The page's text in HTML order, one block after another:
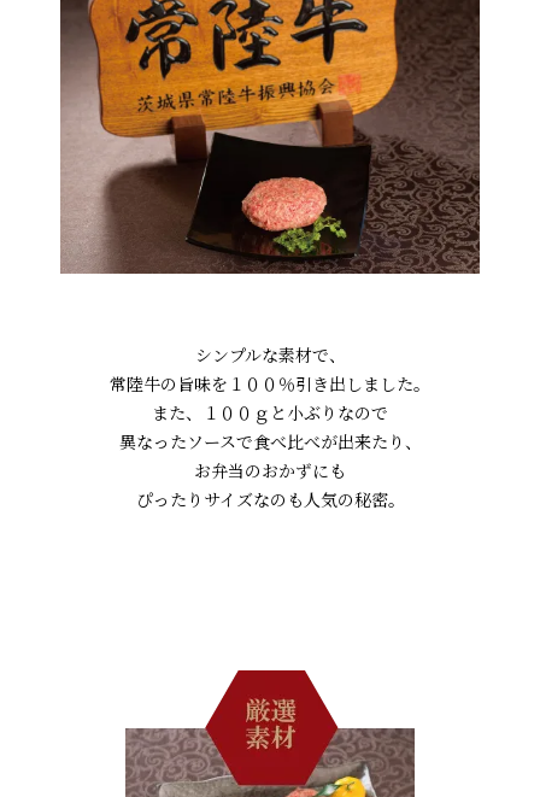
シンプルな素材で、
常陸牛の旨味を１００％引き出しました。
また、１００ｇと小ぶりなので
異なったソースで食べ比べが出来たり、
お弁当のおかずにも
ぴったりサイズなのも人気の秘密。